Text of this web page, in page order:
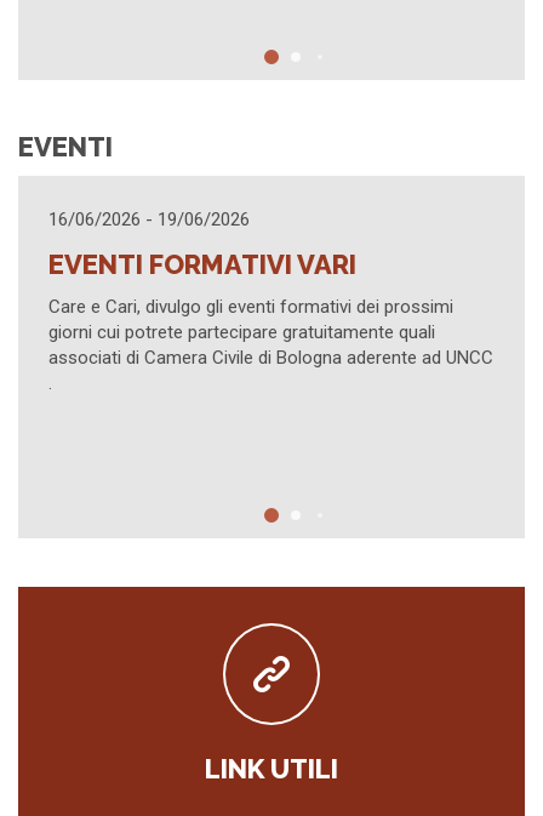
EVENTI
16/06/2026 - 19/06/2026
EVENTI FORMATIVI VARI
Care e Cari, divulgo gli eventi formativi dei prossimi
giorni cui potrete partecipare gratuitamente quali
associati di Camera Civile di Bologna aderente ad UNCC
LINK UTILI